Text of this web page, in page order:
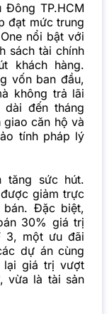
TP.HCM
đạt mức trung
nổi bật với
sách tài chính
khách hàng.
vốn ban đầu,
không trả lãi
đến tháng
giao căn hộ và
tính pháp lý
tăng sức hút.
giảm trực
Đặc biệt,
30% giá trị
3, một ưu đãi
dự án cùng
lại giá trị vượt
vừa là tài sản